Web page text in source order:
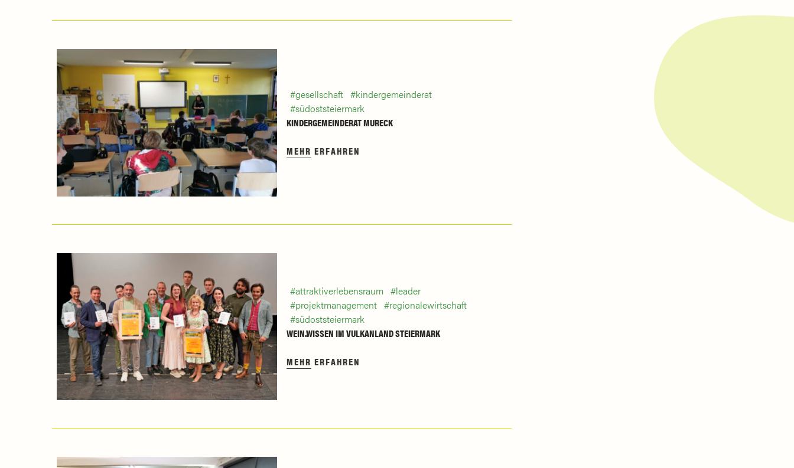
gesellschaft
kindergemeinderat
südoststeiermark
KINDERGEMEINDERAT MURECK
MEHR ERFAHREN
attraktiverlebensraum
leader
projektmanagement
regionalewirtschaft
südoststeiermark
WEIN.WISSEN IM VULKANLAND STEIERMARK
MEHR ERFAHREN